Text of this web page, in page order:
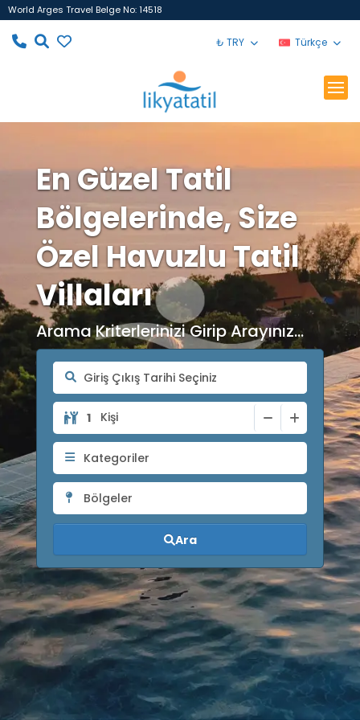
World Arges Travel Belge No: 14518
₺ TRY Türkçe
En Güzel Tatil
Bölgelerinde, Size
Özel Havuzlu Tatil
Villaları
Arama Kriterlerinizi Girip Arayınız...
Kişi
Kategoriler
Bölgeler
Ara